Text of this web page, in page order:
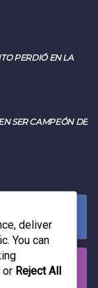
PERDIÓ EN LA
SER CAMPEÓN DE
deliver
You can
or Reject All